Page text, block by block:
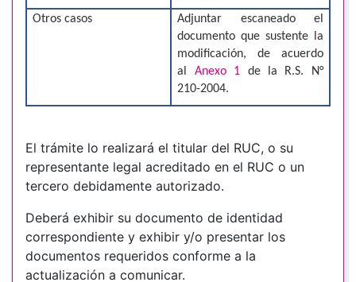
Otros casos
Adjuntar escaneado el
documento que sustente la
modificación, de acuerdo
al Anexo 1 de la R.S. N°
210-2004.
El trámite lo realizará el titular del RUC, o su
representante legal acreditado en el RUC o un
tercero debidamente autorizado.
Deberá exhibir su documento de identidad
correspondiente y exhibir y/o presentar los
documentos requeridos conforme a la
actualización a comunicar.